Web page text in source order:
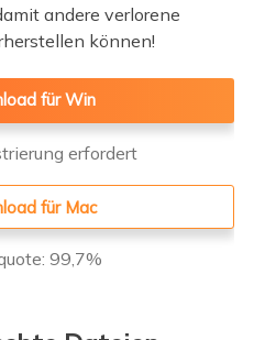
andere verlorene
können!
für Win
erfordert
für Mac
99,7%